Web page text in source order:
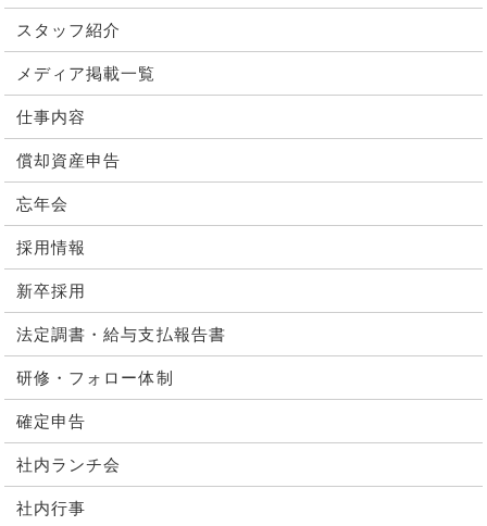
スタッフ紹介
メディア掲載一覧
仕事内容
償却資産申告
忘年会
採用情報
新卒採用
法定調書・給与支払報告書
研修・フォロー体制
確定申告
社内ランチ会
社内行事